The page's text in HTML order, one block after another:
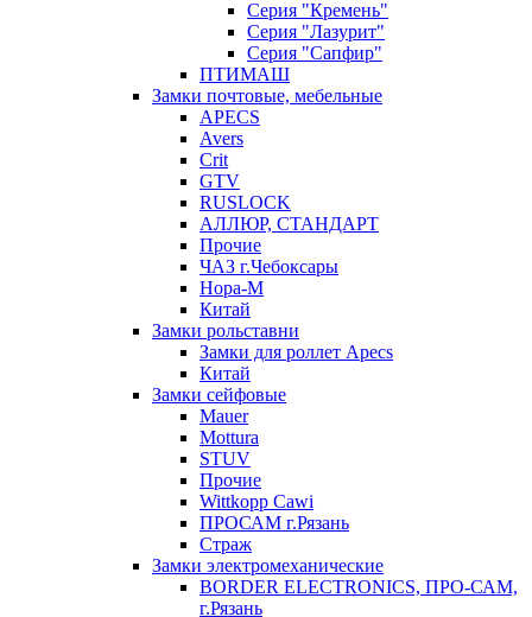
Серия "Кремень"
Серия "Лазурит"
Серия "Сапфир"
ПТИМАШ
Замки почтовые, мебельные
APECS
Avers
Crit
GTV
RUSLOCK
АЛЛЮР, СТАНДАРТ
Прочие
ЧАЗ г.Чебоксары
Нора-М
Китай
Замки рольставни
Замки для роллет Apecs
Китай
Замки сейфовые
Mauer
Mottura
STUV
Прочие
Wittkopp Cawi
ПРОСАМ г.Рязань
Страж
Замки электромеханические
BORDER ELECTRONICS, ПРО-САМ,
г.Рязань